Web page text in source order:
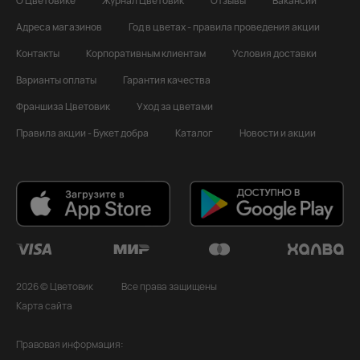
Адреса магазинов
Год в цветах - правила проведения акции
Контакты
Корпоративным клиентам
Условия доставки
Варианты оплаты
Гарантия качества
Франшиза Цветовик
Уход за цветами
Правила акции - Букет добра
Каталог Новости и акции
2026 © Цветовик
Все права защищены
Карта сайта
Правовая информация: